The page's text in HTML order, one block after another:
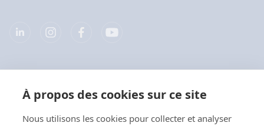
À propos des cookies sur ce site
Nous utilisons les cookies pour collecter et analyser